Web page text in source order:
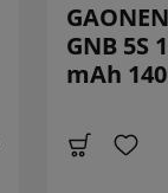
GNB 5S
mAh